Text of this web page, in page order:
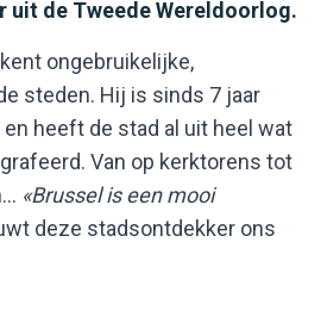
uit de Tweede Wereldoorlog.
ongebruikelijke,
steden. Hij is sinds 7 jaar
heeft de stad al uit heel wat
Van op kerktorens tot
«Brussel is een mooi
deze stadsontdekker ons